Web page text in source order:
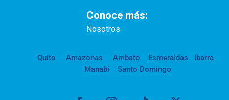
Conoce más:
Nosotros
Quito Amazonas Ambato Esmeraldas
Ibarra
Manabí
Santo Domingo